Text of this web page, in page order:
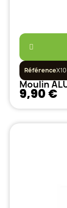
Référence
Moulin
9,90 €